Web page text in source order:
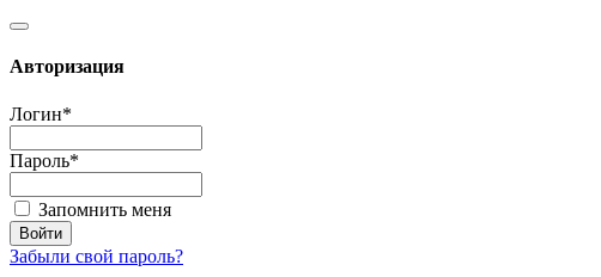
Авторизация
Логин*
Пароль*
Запомнить меня
Забыли свой пароль?